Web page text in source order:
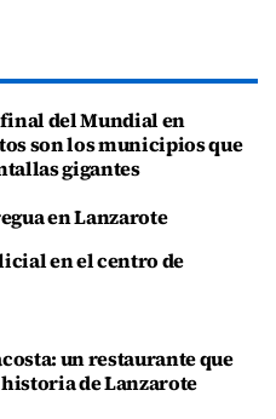
del Mundial en
son los municipios que
gigantes
en Lanzarote
en el centro de
un restaurante que
de Lanzarote